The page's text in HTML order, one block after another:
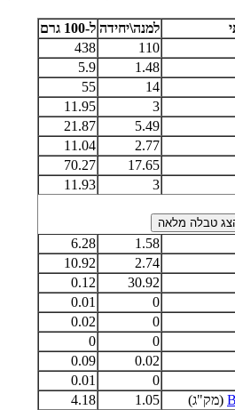
למנה\יחידה ל-100 גרם
110
438
1.48
5.9
14
55
3
11.95
5.49
21.87
2.77
11.04
17.65
70.27
3
11.93
1.58
6.28
2.74
10.92
30.92
0.12
0
0.01
0
0.02
0
0
0.02
0.09
0
0.01
(מק"ג) 1.05
4.18